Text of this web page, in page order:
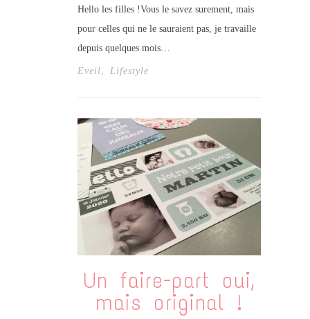
Hello les filles !Vous le savez surement, mais
pour celles qui ne le sauraient pas, je travaille
depuis quelques mois…
Eveil Lifestyle
Un faire-part oui,
mais original !